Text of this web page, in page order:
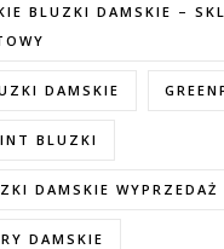
BLUZKI DAMSKIE –
DAMSKIE
BLUZKI
DAMSKIE WYPRZEDAŻ
DAMSKIE